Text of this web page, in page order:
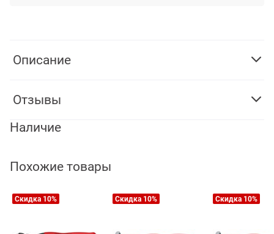
Описание
Отзывы
Наличие
Похожие товары
Скидка 10% Скидка 10% Скидка 10%